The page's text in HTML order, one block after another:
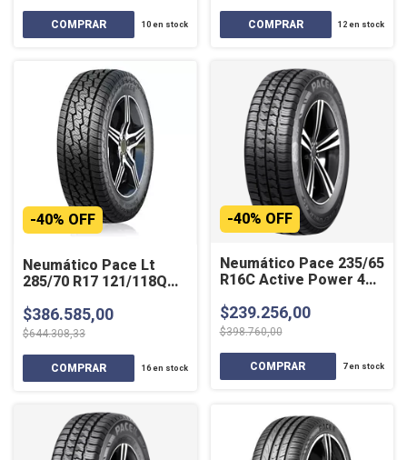
10en stock 12 en stock
Neumático Pace Lt
285/70 R17 121/118Q
-40% OFF
$386.585,00
$644.308,33
16en stock
Neumático Pace 235/65
R16C Active Power 4
-40% OFF
$239.256,00
$398.760,00
7en stock